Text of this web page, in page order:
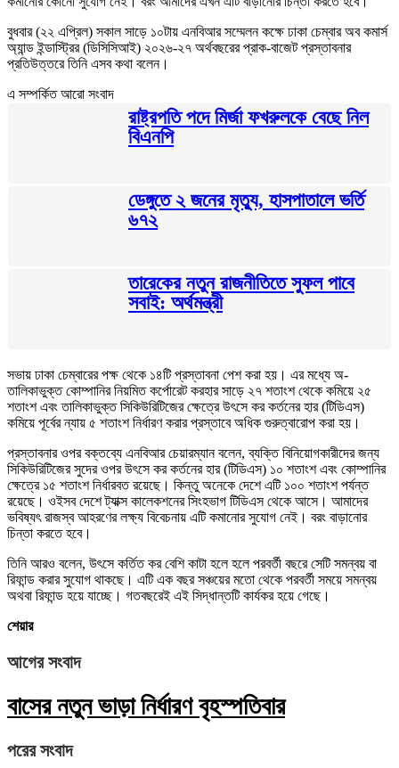
বুধবার (২২ এপ্রিল) সকাল সাড়ে ১০টায় এনবিআর সম্মেলন কক্ষে ঢাকা চেম্বার অব কমার্স
অ্যান্ড ইন্ডাস্ট্রির (ডিসিসিআই) ২০২৬-২৭ অর্থবছরের প্রাক-বাজেট প্রস্তাবনার
প্রতিউত্তরে তিনি এসব কথা বলেন।
এ সম্পর্কিত আরো সংবাদ
রাষ্ট্রপতি পদে মির্জা ফখরুলকে বেছে নিল
বিএনপি
ডেঙ্গুতে ২ জনের মৃত্যু, হাসপাতালে ভর্তি
৬৭২
তারেকের নতুন রাজনীতিতে সুফল পাবে
সবাই: অর্থমন্ত্রী
সভায় ঢাকা চেম্বারের পক্ষ থেকে ১৪টি প্রস্তাবনা পেশ করা হয়। এর মধ্যে অ-
তালিকাভুক্ত কোম্পানির নিয়মিত কর্পোরেট করহার সাড়ে ২৭ শতাংশ থেকে কমিয়ে ২৫
শতাংশ এবং তালিকাভুক্ত সিকিউরিটিজের ক্ষেত্রে উৎসে কর কর্তনের হার (টিডিএস)
কমিয়ে পূর্বের ন্যায় ৫ শতাংশ নির্ধারণ করার প্রস্তাবে অধিক গুরুত্বারোপ করা হয়।
প্রস্তাবনার ওপর বক্তব্যে এনবিআর চেয়ারম্যান বলেন, ব্যক্তি বিনিয়োগকারীদের জন্য
সিকিউরিটিজের সুদের ওপর উৎসে কর কর্তনের হার (টিডিএস) ১০ শতাংশ এবং কোম্পানির
ক্ষেত্রে ১৫ শতাংশ নির্ধারবত রয়েছে। কিন্তু অনেকে দেশে এটি ১০০ শতাংশ পর্যন্ত
রয়েছে। ওইসব দেশে ট্যাক্স কালেকশনের সিংহভাগ টিডিএস থেকে আসে। আমাদের
ভবিষ্যৎ রাজস্ব আহরণের লক্ষ্য বিবেচনায় এটি কমানোর সুযোগ নেই। বরং বাড়ানোর
চিন্তা করতে হবে।
তিনি আরও বলেন, উৎসে কর্তিত কর বেশি কাটা হলে হলে পরবর্তী বছরে সেটি সমন্বয় বা
রিফান্ড করার সুযোগ থাকছে। এটি এক বছর সঞ্চয়ের মতো থেকে পরবর্তী সময়ে সমন্বয়
অথবা রিফান্ড হয়ে যাচ্ছে। গতবছরেই এই সিদ্ধান্তটি কার্যকর হয়ে গেছে।
শেয়ার
আগের সংবাদ
বাসের নতুন ভাড়া নির্ধারণ বৃহস্পতিবার
পরের সংবাদ